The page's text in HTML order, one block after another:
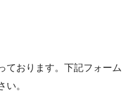
ております。下記フォーム
。